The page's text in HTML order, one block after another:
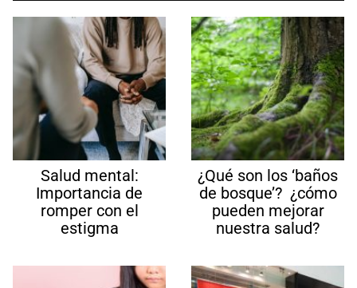
Salud mental:
Importancia de
romper con el
estigma
¿Qué son los ‘baños
de bosque’? ¿cómo
pueden mejorar
nuestra salud?